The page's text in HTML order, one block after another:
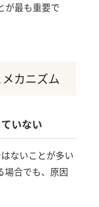
が最も重要で
カニズム
いない
ないことが多い
場合でも、原因